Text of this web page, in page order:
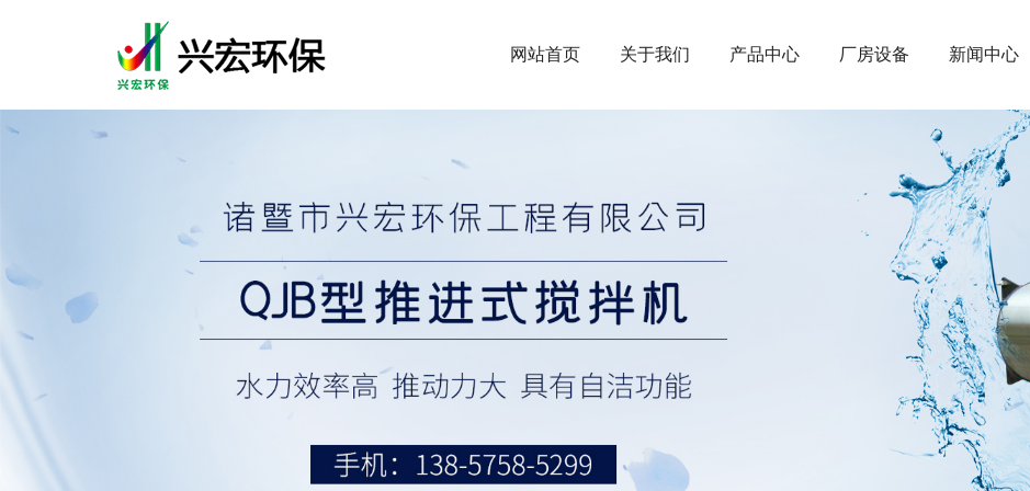
网站首页 关于我们 产品中心 厂房设备 新闻中心